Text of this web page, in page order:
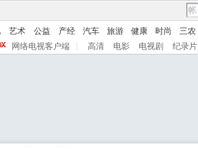
艺术 公益 产经 汽车 旅游 健康 时尚 三农
网络电视客户端 高清 电影 电视剧 纪录片